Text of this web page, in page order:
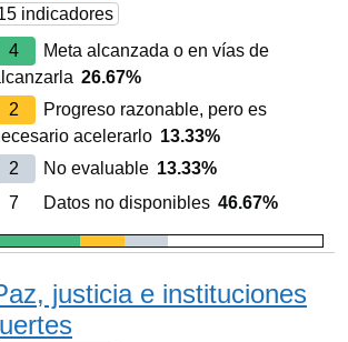
indicadores
4
Meta alcanzada o en vías de
26.67%
2
Progreso razonable, pero es
acelerarlo 13.33%
2
No evaluable 13.33%
7
Datos no disponibles 46.67%
justicia e instituciones